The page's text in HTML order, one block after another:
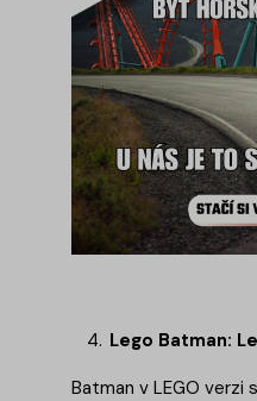
Lego Batman:
Batman v LEGO verzi